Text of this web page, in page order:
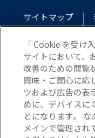
サイトマップ
プラ
（個
© Nisshin Fire &
「 Cookie を受け
サイトにおいて、
改善のための閲覧
興味・ご関心に応
ツおよび広告の表
めに、デバイスに
とになります。
メインで管理され